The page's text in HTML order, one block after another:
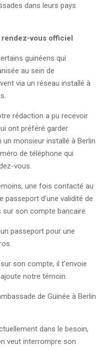
dans leurs pays
rendez-vous officiel
guinéens qui
au sein de
via un réseau installé à
rédaction a pu recevoir
ont préféré garder
un monsieur installé à Berlin
de téléphone qui
vous.
une fois contacté au
passeport d’une validité de
sur son compte bancaire.
passeport pour une
son compte, il t’envoie
notre témoin.
de Guinée à Berlin
dans le besoin,
veut interrompre son